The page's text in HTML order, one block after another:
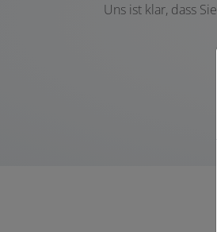
Uns ist klar, dass